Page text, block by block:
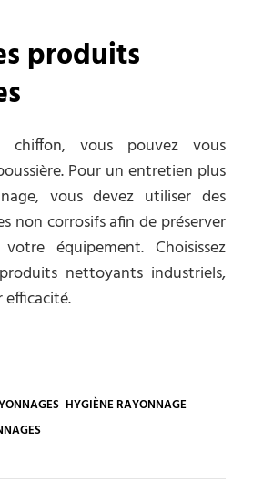
produits
vous pouvez vous
Pour un entretien plus
vous devez utiliser des
non corrosifs afin de préserver
équipement. Choisissez
nettoyants industriels,
efficacité.
HYGIÈNE RAYONNAGE